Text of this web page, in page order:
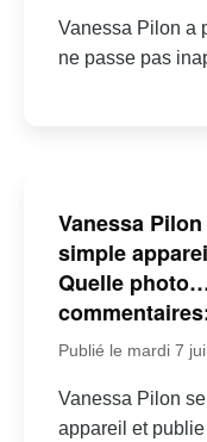
Vanessa Pilon a
ne passe pas
Vanessa
simple
Quelle
Publié le mardi 7
Vanessa Pilon
appareil et